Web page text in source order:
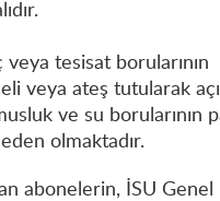
tesisat borularının
veya ateş tutularak
ve su borularının
olmaktadır.
abonelerin, İSU Genel